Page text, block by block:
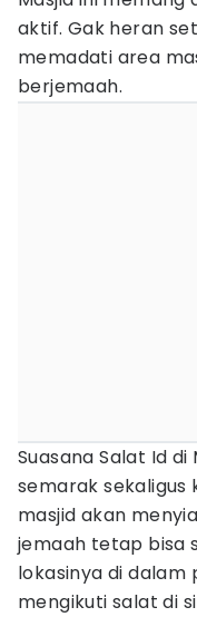
aktif. Gak heran
memadati area
berjemaah.
Suasana Salat Id
semarak sekaligus
masjid akan
jemaah tetap bisa
lokasinya di dalam
mengikuti salat di